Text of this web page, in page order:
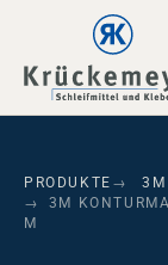
Skip to main
Skip to main
Skip to page footer
PRODUKTE
3M
3M